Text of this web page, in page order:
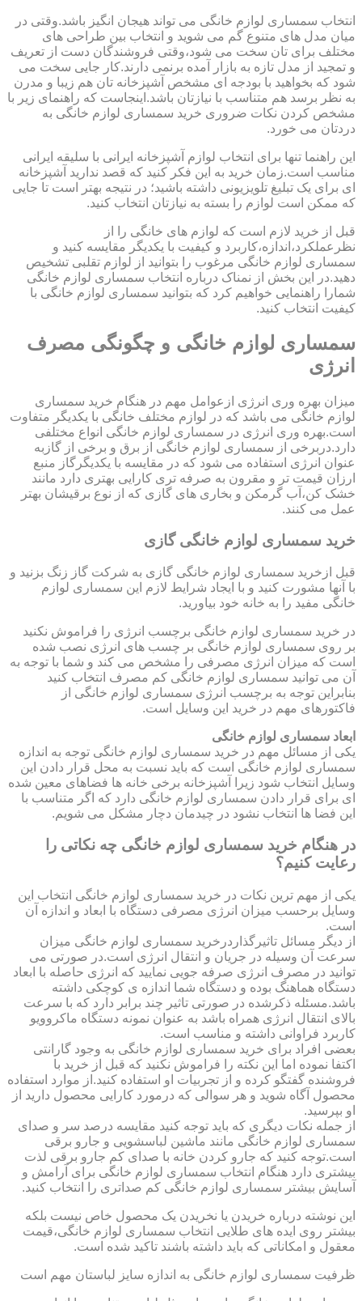
انتخاب سمساری لوازم خانگی می تواند هیجان انگیز باشد.وقتی در
میان مدل های متنوع گم می شوید و انتخاب بین طراحی های
مختلف برای تان سخت می شود،وقتی فروشندگان دست از تعریف
و تمجید از مدل تازه به بازار آمده برنمی دارند.کار جایی سخت می
شود که بخواهید با بودجه ای مشخص آشپزخانه تان هم زیبا و مدرن
به نظر برسد هم متناسب با نیازتان باشد.اینجاست که راهنمای زیر با
مشخص کردن نکات ضروری خرید سمساری لوازم خانگی به
دردتان می خورد.
این راهنما تنها برای انتخاب لوازم آشپزخانه ایرانی با سلیقه ایرانی
مناسب است.زمان خرید به این فکر کنید که قصد ندارید آشپزخانه
ای برای یک تبلیغ تلویزیونی داشته باشید؛ در نتیجه بهتر است تا جایی
که ممکن است لوازم را بسته به نیازتان انتخاب کنید.
قبل از خرید لازم است که لوازم های خانگی را از
نظرعملکرد،اندازه،کاربرد و کیفیت با یکدیگر مقایسه کنید و
سمساری لوازم خانگی مرغوب را بتوانید از لوازم تقلبی تشخیص
دهید.در این بخش از نمناک درباره انتخاب سمساری لوازم خانگی
شمارا راهنمایی خواهیم کرد که بتوانید سمساری لوازم خانگی با
کیفیت انتخاب کنید.
سمساری لوازم خانگی و چگونگی مصرف
انرژی
میزان بهره وری انرژی ازعوامل مهم در هنگام خرید سمساری
لوازم خانگی می باشد که در لوازم مختلف خانگی با یکدیگر متفاوت
است.بهره وری انرژی در سمساری لوازم خانگی انواع مختلفی
دارد.دربرخی از سمساری لوازم خانگی از برق و برخی از گازبه
عنوان انرژی استفاده می شود که در مقایسه با یکدیگرگاز منبع
ارزان قیمت تر و مقرون به صرفه تری کارایی بهتری دارد مانند
خشک کن،آب گرمکن و بخاری های گازی که از نوع برقیشان بهتر
عمل می کنند.
خرید سمساری لوازم خانگی گازی
قبل ازخرید سمساری لوازم خانگی گازی به شرکت گاز زنگ بزنید و
با آنها مشورت کنید و با ایجاد شرایط لازم این سمساری لوازم
خانگی مفید را به خانه خود بیاورید.
در خرید سمساری لوازم خانگی برچسب انرژی را فراموش نکنید
بر روی سمساری لوازم خانگی بر چسب های انرژی نصب شده
است که میزان انرژی مصرفی را مشخص می کند و شما با توجه به
آن می توانید سمساری لوازم خانگی کم مصرف انتخاب کنید
بنابراین توجه به برچسب انرژی سمساری لوازم خانگی از
فاکتورهای مهم در خرید این وسایل است.
ابعاد سمساری لوازم خانگی
یکی از مسائل مهم در خرید سمساری لوازم خانگی توجه به اندازه
سمساری لوازم خانگی است که باید نسبت به محل قرار دادن این
وسایل انتخاب شود زیرا آشپزخانه برخی خانه ها فضاهای معین شده
ای برای قرار دادن سمساری لوازم خانگی دارد که اگر متناسب با
این فضا ها انتخاب نشود در چیدمان دچار مشکل می شویم.
در هنگام خرید سمساری لوازم خانگی چه نکاتی را
رعایت کنیم؟
یکی از مهم ترین نکات در خرید سمساری لوازم خانگی انتخاب این
وسایل برحسب میزان انرژی مصرفی دستگاه با ابعاد و اندازه آن
است.
از دیگر مسائل تاثیرگذاردرخرید سمساری لوازم خانگی میزان
سرعت آن وسیله در جریان و انتقال انرژی است.در صورتی می
توانید در مصرف انرژی صرفه جویی نمایید که انرژی حاصله با ابعاد
دستگاه هماهنگ بوده و دستگاه شما اندازه ی کوچکی داشته
باشد.مسئله ذکرشده در صورتی تاثیر چند برابر دارد که با سرعت
بالای انتقال انرژی همراه باشد به عنوان نمونه دستگاه ماکروویو
کاربرد فراوانی داشته و مناسب است.
بعضی افراد برای خرید سمساری لوازم خانگی به وجود گارانتی
اکتفا نموده اما این نکته را فراموش نکنید که قبل از خرید با
فروشنده گفتگو کرده و از تجربیات او استفاده کنید.از موارد استفاده
محصول آگاه شوید و هر سوالی که درمورد کارایی محصول دارید از
او بپرسید.
از جمله نکات دیگری که باید توجه کنید مقایسه درصد سر و صدای
سمساری لوازم خانگی مانند ماشین لباسشویی و جارو برقی
است.توجه کنید که جارو کردن خانه با صدای کم جارو برقی لذت
بیشتری دارد هنگام انتخاب سمساری لوازم خانگی برای آرامش و
آسایش بیشتر سمساری لوازم خانگی کم صداتری را انتخاب کنید.
این نوشته درباره خریدن یا نخریدن یک محصول خاص نیست بلکه
بیشتر روی ایده های طلایی انتخاب سمساری لوازم خانگی،قیمت
معقول و امکاناتی که باید داشته باشند تاکید شده است.
ظرفیت سمساری لوازم خانگی به اندازه سایز لباستان مهم است